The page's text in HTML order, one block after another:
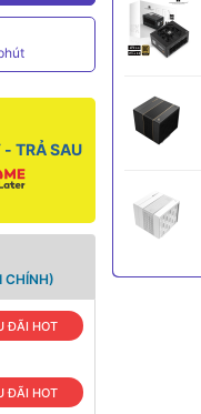
TRẢ SAU
CHÍNH)
ĐÃI HOT
ĐÃI HOT